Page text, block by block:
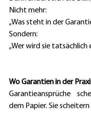
Nicht mehr:
„Was steht in der
Sondern:
„Wer wird sie tatsächlich
Wo Garantien in der
Garantieansprüche
dem Papier. Sie